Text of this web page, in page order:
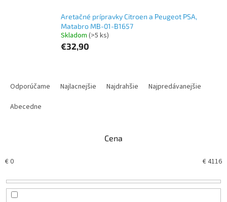
Aretačné prípravky Citroen a Peugeot PSA,
Matabro MB-01-B1657
Skladom (>5 ks)
€32,90
r
d
Odporúčame Najlacnejšie Najdrahšie
Najpredávanejšie
Abecedne
Cena
€0 €4116